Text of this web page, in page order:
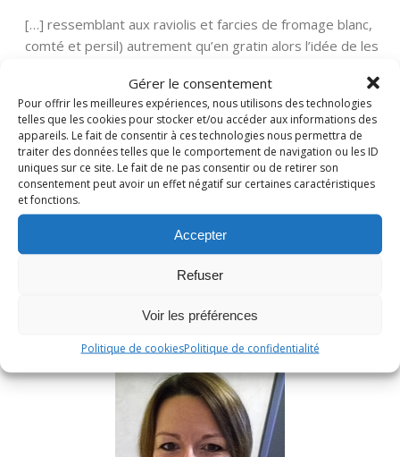
Gérer le consentement
Pour offrir les meilleures expériences, nous utilisons des technologies
telles que les cookies pour stocker et/ou accéder aux informations des
appareils. Le fait de consentir à ces technologies nous permettra de
traiter des données telles que le comportement de navigation ou les ID
uniques sur ce site. Le fait de ne pas consentir ou de retirer son
consentement peut avoir un effet négatif sur certaines caractéristiques
et fonctions.
Accepter
Refuser
Voir les préférences
Politique de cookiesPolitique de confidentialité
[…] ressemblant aux raviolis et farcies de fromage blanc,
comté et persil) autrement qu’en gratin alors l’idée de les
0 Répondre
RECHERCHER